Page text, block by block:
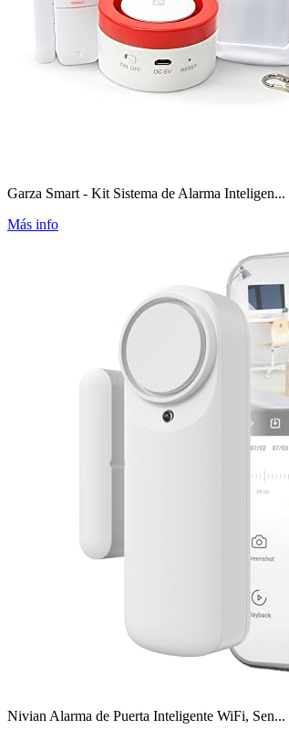
Garza Smart - Kit Sistema de Alarma Inteligen...
Más info
Nivian Alarma de Puerta Inteligente WiFi, Sen...